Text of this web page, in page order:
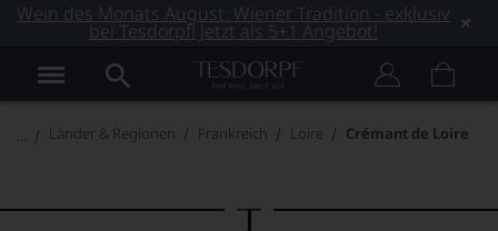
Wein des Monats August: Wiener Tradition - exklusiv
bei Tesdorpf! Jetzt als 5+1 Angebot!
Länder & Regionen Frankreich Loire Crémant de Loire